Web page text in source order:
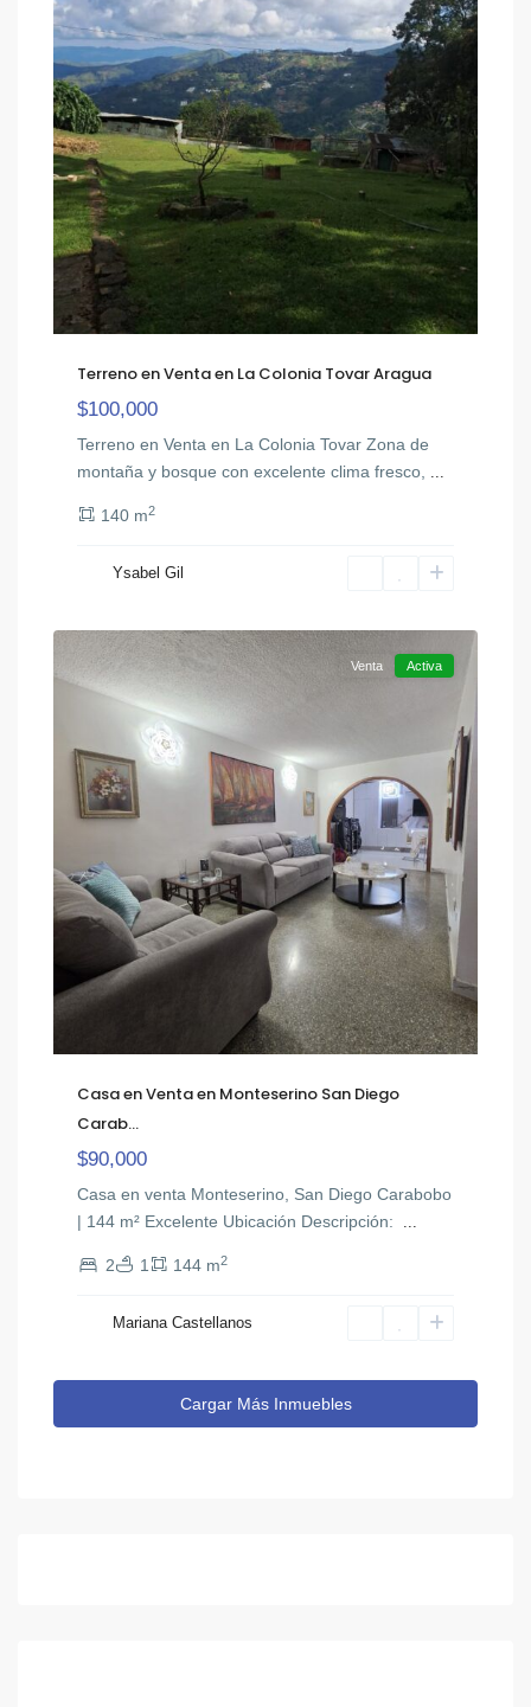
Terreno en Venta en La Colonia Tovar Aragua
$100,000
Terreno en Venta en La Colonia Tovar Zona de
montaña y bosque con excelente clima fresco, ...
140 m2
Ysabel Gil
Venta Activa
Casa en Venta en Monteserino San Diego
Carab...
$90,000
Casa en venta Monteserino, San Diego Carabobo
| 144 m² Excelente Ubicación ​Descripción: ​ ...
2 1 144 m2
Mariana Castellanos
Cargar Más Inmuebles